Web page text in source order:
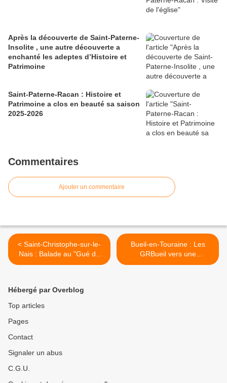
Après la découverte de Saint-Paterne-
Insolite , une autre découverte a
enchanté les adeptes d’Histoire et
Patrimoine
Saint-Paterne-Racan : Histoire et
Patrimoine a clos en beauté sa saison
2025-2026
Commentaires
Ajouter un commentaire
< Saint-Christophe-sur-le-
Nais : Balade au "Gué de
Cornebœuf"
Bueil-en-Touraine : Les
GRBueil vers une
destination inédite >
Hébergé par Overblog
Top articles
Pages
Contact
Signaler un abus
C.G.U.